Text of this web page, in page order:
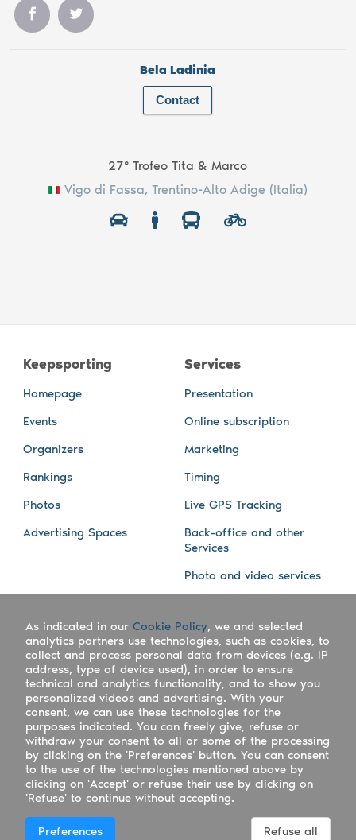
Bela Ladinia
Contact
27° Trofeo Tita & Marco
Vigo di Fassa, Trentino-Alto Adige (Italia)
Keepsporting
Homepage
Events
Organizers
Rankings
Photos
Advertising Spaces
Services
Presentation
Online subscription
Marketing
Timing
Live GPS Tracking
Back-office and other
Services
Photo and video services
Company
Work with us
Keepsporting Worldwide
References
Blog
Facebook
Instagram
Athletes assistance
Organisers assistance
Contact us
Copyright Keepsporting © 2026 - Keepsporting ltd -
As indicated in our Cookie Policy, we and selected
analytics partners use technologies, such as cookies, to
collect and process personal data from devices (e.g. IP
address, type of device used), in order to ensure
technical and analytics functionality, and to show you
personalized videos and advertising. With your
consent, we can use these technologies for the
purposes indicated. You can freely give, refuse or
withdraw your consent to all or some of the processing
by clicking on the 'Preferences' button. You can consent
to the use of the technologies mentioned above by
clicking on 'Accept' or refuse their use by clicking on
'Refuse' to continue without accepting.
Preferences Refuse all